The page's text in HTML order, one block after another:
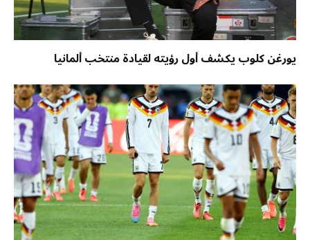
يورغن كلوب يكشف أول رؤيته لقيادة منتخب ألمانيا